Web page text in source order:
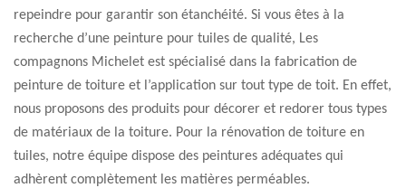
repeindre pour garantir son étanchéité. Si vous êtes à la
recherche d’une peinture pour tuiles de qualité, Les
compagnons Michelet est spécialisé dans la fabrication de
peinture de toiture et l’application sur tout type de toit. En effet,
nous proposons des produits pour décorer et redorer tous types
de matériaux de la toiture. Pour la rénovation de toiture en
tuiles, notre équipe dispose des peintures adéquates qui
adhèrent complètement les matières perméables.